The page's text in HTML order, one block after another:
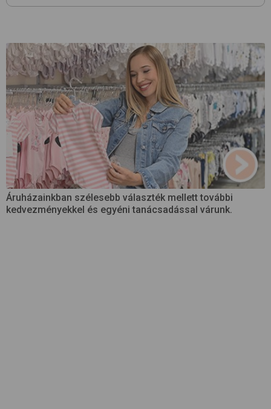
Áruházainkban szélesebb választék mellett további
kedvezményekkel és egyéni tanácsadással várunk.